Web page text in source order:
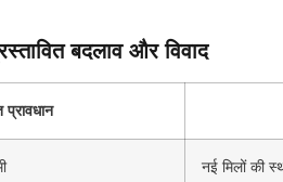
बदलाव और विवाद
प्रावधान
नई मिलों की